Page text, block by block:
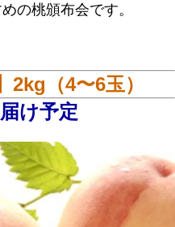
の桃頒布会です。
（4〜6玉）
け予定